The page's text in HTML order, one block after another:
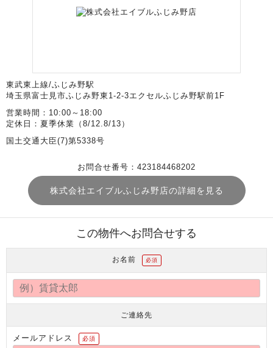
東武東上線/ふじみ野駅
埼玉県富士見市ふじみ野東1-2-3エクセルふじみ野駅前1F
営業時間：10:00～18:00
定休日：夏季休業（8/12.8/13）
国土交通大臣(7)第5338号
お問合せ番号：423184468202
株式会社エイブルふじみ野店の詳細を見る
この物件へお問合せする
お名前 必須
ご連絡先
メールアドレス 必須